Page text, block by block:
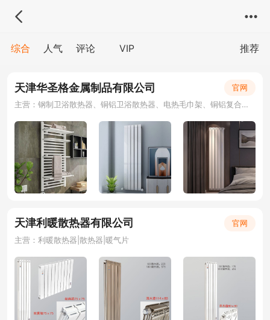
推荐
综合 人气 评论 VIP
天津华圣格金属制品有限公司
官网
主营：钢制卫浴散热器、铜铝卫浴散热器、电热毛巾架、铜铝复合暖气片、钢铝复合暖气片
天津利暖散热器有限公司
官网
主营：利暖散热器|散热器|暖气片